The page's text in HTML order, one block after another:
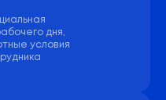
дня,
условия